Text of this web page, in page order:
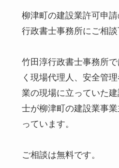
柳津町の建設業許可申
行政書士事務所にご相談
竹田淳行政書士事務所
く現場代理人、安全管
業の現場に立っていた
士が柳津町の建設業事
っています。
ご相談は無料です。